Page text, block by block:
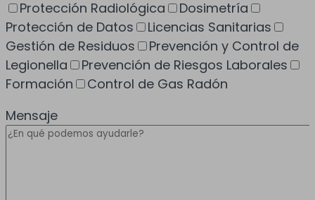
Protección Radiológica
Dosimetría
Protección de Datos
Licencias Sanitarias
Gestión de Residuos
Prevención y Control de
Legionella
Prevención de Riesgos Laborales
Formación
Control de Gas Radón
Mensaje